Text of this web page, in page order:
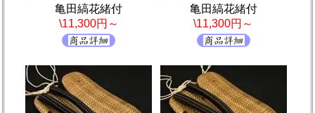
亀田縞花緒付
\11,300円～
亀田縞花緒付
\11,300円～